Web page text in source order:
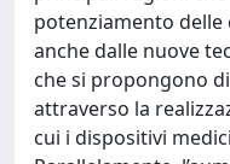
potenziamento
anche dalle nuove
che si propongono
attraverso la
cui i dispositivi